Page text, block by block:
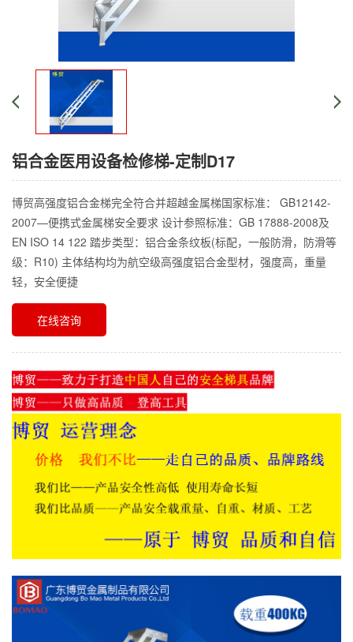
铝合金医用设备检修梯-定制D17
博贸高强度铝合金梯完全符合并超越金属梯国家标准： GB12142-
2007—便携式金属梯安全要求 设计参照标准：GB 17888-2008及
EN ISO 14 122 踏步类型：铝合金条纹板(标配，一般防滑，防滑等
级：R10) 主体结构均为航空级高强度铝合金型材，强度高，重量
轻，安全便捷
在线咨询